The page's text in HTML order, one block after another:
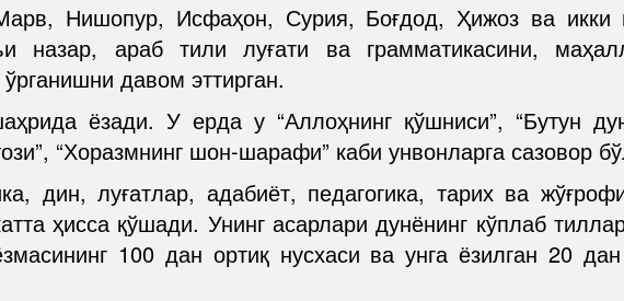
Нишопур, Исфаҳон, Сурия, Боғдод, Ҳижоз ва икки
назар, араб тили луғати ва грамматикасини,
давом эттирган.
ёзади. У ерда у “Аллоҳнинг қўшниси”, “Бутун
“Хоразмнинг шон-шарафи” каби унвонларга сазовор
дин, луғатлар, адабиёт, педагогика, тарих ва
ҳисса қўшади. Унинг асарлари дунёнинг кўплаб
100 дан ортиқ нусхаси ва унга ёзилган 20